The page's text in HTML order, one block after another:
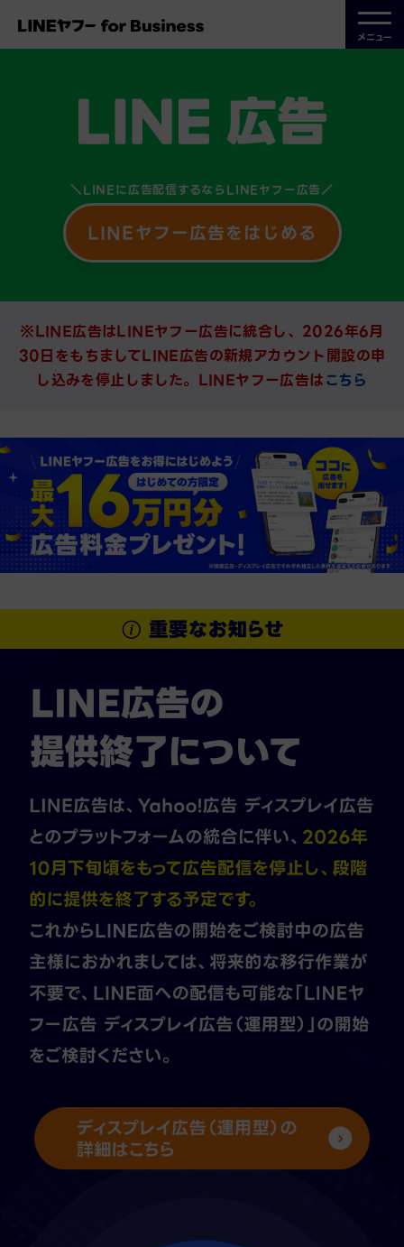
メニュー
＼LINEに広告配信するならLINEヤフー広告／
LINEヤフー広告をはじめる
※LINE広告はLINEヤフー広告に統合し、2026年6月
30日をもちましてLINE広告の新規アカウント開設の申
し込みを停止しました。LINEヤフー広告はこちら